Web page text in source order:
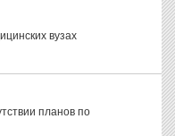
вузах
планов по